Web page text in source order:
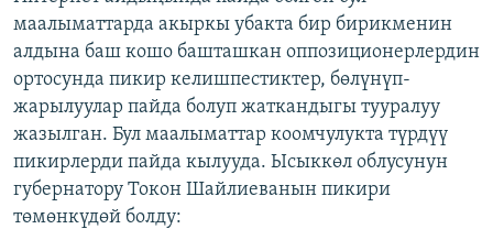
маалыматтарда акыркы убакта бир бирикменин
алдына баш кошо башташкан оппозиционерлердин
ортосунда пикир келишпестиктер, бөлүнүп-
жарылуулар пайда болуп жаткандыгы тууралуу
жазылган. Бул маалыматтар коомчулукта түрдүү
пикирлерди пайда кылууда. Ысыккөл облусунун
губернатору Токон Шайлиеванын пикири
төмөнкүдөй болду: